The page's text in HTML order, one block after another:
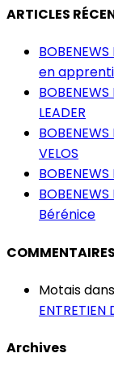
ARTICLES
en
BOBENEWS
LEADER
BOBENEWS
VELOS
Bérénice
Motaisdans
ENTRETIEN
Archives